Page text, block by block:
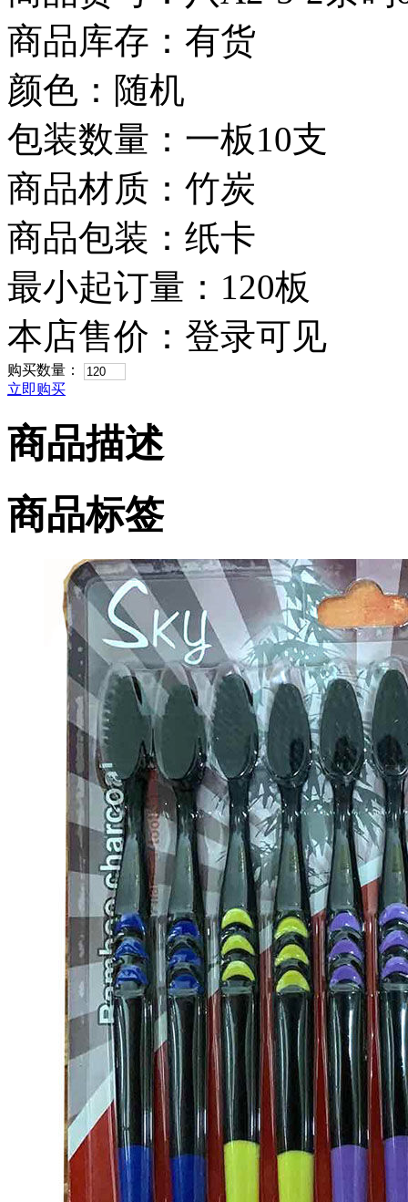
商品库存：有货
颜色：随机
包装数量：一板10支
商品材质：竹炭
商品包装：纸卡
最小起订量：120板
本店售价： 登录可见
购买数量：
立即购买
商品描述
商品标签